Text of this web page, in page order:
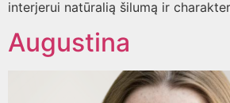
interjerui natūralią šilumą ir
Augustina